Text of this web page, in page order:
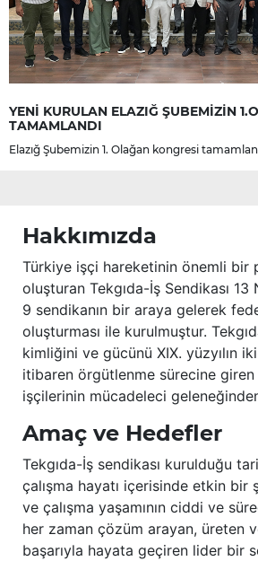
YENİ KURULAN ELAZIĞ ŞUBEMİZİN
TAMAMLANDI
Elazığ Şubemizin 1. Olağan kongresi
Hakkımızda
Türkiye işçi hareketinin önemli bir
oluşturan Tekgıda-İş Sendikası 13
9 sendikanın bir araya gelerek
oluşturması ile kurulmuştur.
kimliğini ve gücünü XIX. yüzyılın
itibaren örgütlenme sürecine giren
işçilerinin mücadeleci
Amaç ve Hedefler
Tekgıda-İş sendikası kurulduğu
çalışma hayatı içerisinde etkin bir
ve çalışma yaşamının ciddi ve
her zaman çözüm arayan, üreten
başarıyla hayata geçiren lider bir